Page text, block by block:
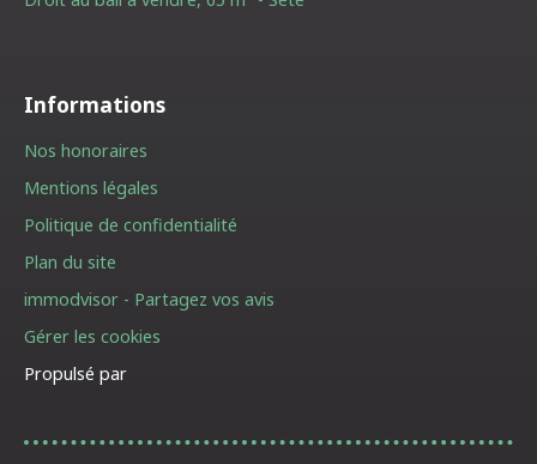
Informations
Nos honoraires
Mentions légales
Politique de confidentialité
Plan du site
immodvisor - Partagez vos avis
Gérer les cookies
Propulsé par